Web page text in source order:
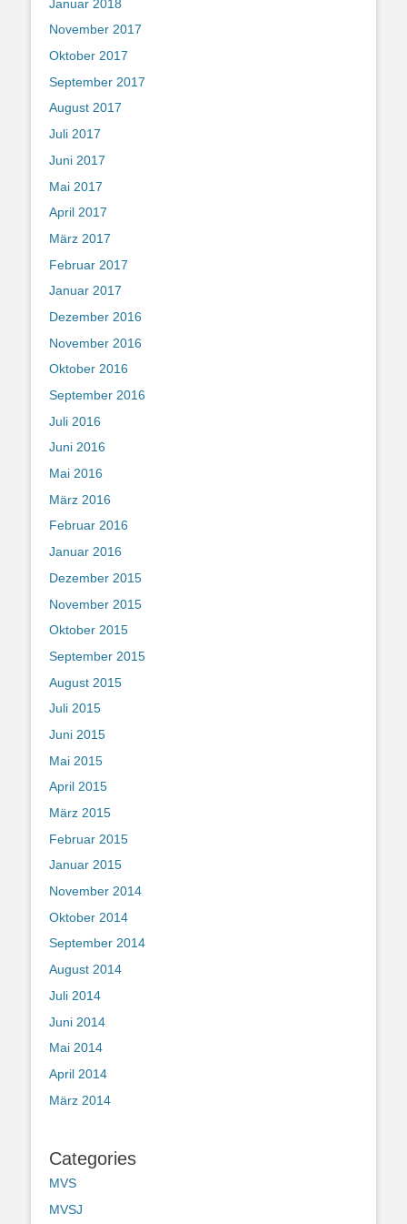
Januar 2018
November 2017
Oktober 2017
September 2017
August 2017
Juli 2017
Juni 2017
Mai 2017
April 2017
März 2017
Februar 2017
Januar 2017
Dezember 2016
November 2016
Oktober 2016
September 2016
Juli 2016
Juni 2016
Mai 2016
März 2016
Februar 2016
Januar 2016
Dezember 2015
November 2015
Oktober 2015
September 2015
August 2015
Juli 2015
Juni 2015
Mai 2015
April 2015
März 2015
Februar 2015
Januar 2015
November 2014
Oktober 2014
September 2014
August 2014
Juli 2014
Juni 2014
Mai 2014
April 2014
März 2014
Categories
MVS
MVSJ